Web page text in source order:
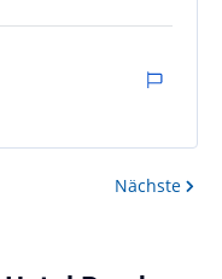
Nächste